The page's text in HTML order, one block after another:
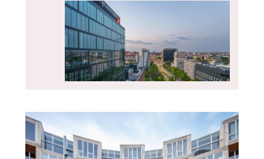
PRODUKTY
Okenní a dveřní systém MB-104
PASSIVE - Aluprof